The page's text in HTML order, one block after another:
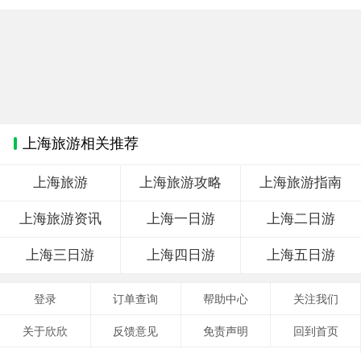
上海旅游相关推荐
上海旅游 上海旅游攻略 上海旅游指南
上海旅游资讯 上海一日游 上海二日游
上海三日游 上海四日游 上海五日游
登录 订单查询 帮助中心 关注我们
关于欣欣 反馈意见 免责声明 回到首页